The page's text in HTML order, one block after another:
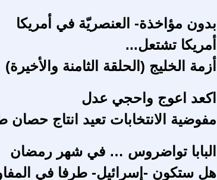
بدون مؤاخذة- العنصريّة في أمريكا
أمريكا تشتعل...
أزمة الخليج (الحلقة الثامنة والأخيرة)
اكعد اعوج واحجي عدل
مفوضية الانتخابات تعيد انتاج حصان
البابا تواضروس … في شهر رمضان
هل ستكون -إسرائيل- طرفا في